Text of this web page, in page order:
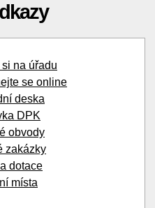
na úřadu
se online
deska
DPK
obvody
zakázky
dotace
místa